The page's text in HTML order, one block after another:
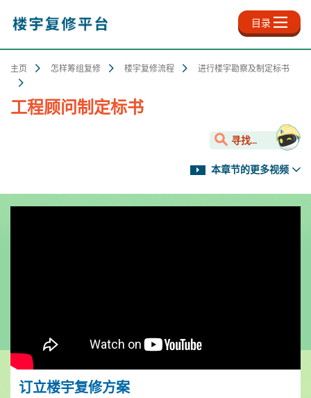
内
目录
主页 怎样筹组复修 楼宇复修流程 进行楼宇勘察及制定标书
工程顾问制定标书
寻找...
本章节的更多视频
订立楼宇复修方案